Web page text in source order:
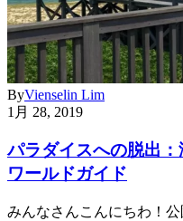
ByVienselin Lim
1月 28, 2019
パラダイスへの脱出
ワールドガイド
みんなさんこんにちわ！